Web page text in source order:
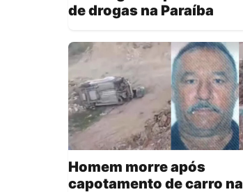
de drogas na Paraíba
Homem morre após
capotamento de carro na